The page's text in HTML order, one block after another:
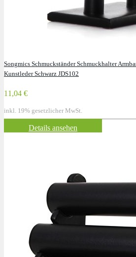
Songmics Schmuckständer Schmuckhalter
Kunstleder Schwarz JDS102
11,04 €
inkl. 19% gesetzlicher MwSt.
Details ansehen